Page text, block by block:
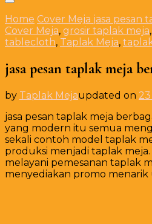
Home Cover Meja jasa pesan
Cover Meja, grosir taplak meja
tablecloth, Taplak Meja,
jasa pesan taplak meja
by Taplak Mejaupdated on
jasa pesan taplak meja
yang modern itu semua
sekali contoh model taplak
produksi menjadi taplak
melayani pemesanan taplak
menyediakan promo